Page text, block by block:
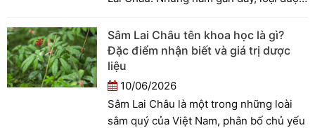
quan tâm nhờ giá trị kinh tế và tiềm
năng ứng dụng trong chăm sóc sức
khỏe.
Sâm Lai Châu tên khoa học là gì?
Đặc điểm nhận biết và giá trị dược
liệu
10/06/2026
Sâm Lai Châu là một trong những loài
sâm quý của Việt Nam, phân bố chủ yếu